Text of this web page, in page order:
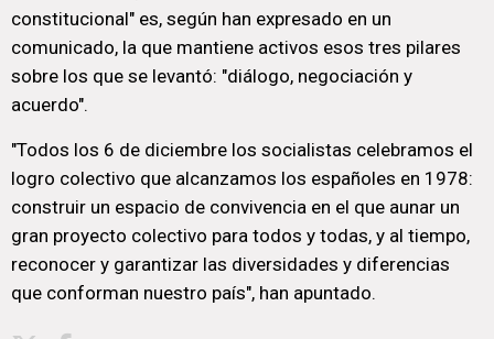
constitucional" es, según han expresado en un
comunicado, la que mantiene activos esos tres pilares
sobre los que se levantó: "diálogo, negociación y
acuerdo".
"Todos los 6 de diciembre los socialistas celebramos el
logro colectivo que alcanzamos los españoles en 1978:
construir un espacio de convivencia en el que aunar un
gran proyecto colectivo para todos y todas, y al tiempo,
reconocer y garantizar las diversidades y diferencias
que conforman nuestro país", han apuntado.